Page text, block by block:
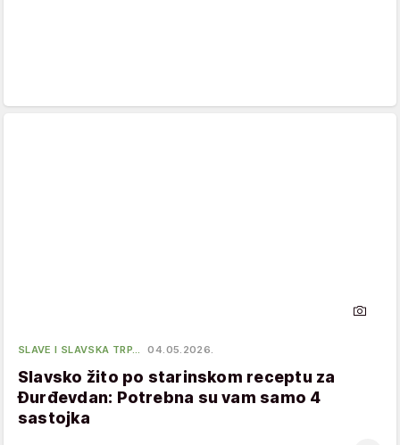
SLAVE I SLAVSKA TRP… 04.05.2026.
Slavsko žito po starinskom receptu za
Đurđevdan: Potrebna su vam samo 4
sastojka